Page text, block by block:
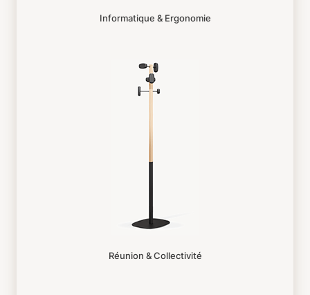
Informatique & Ergonomie
Réunion & Collectivité